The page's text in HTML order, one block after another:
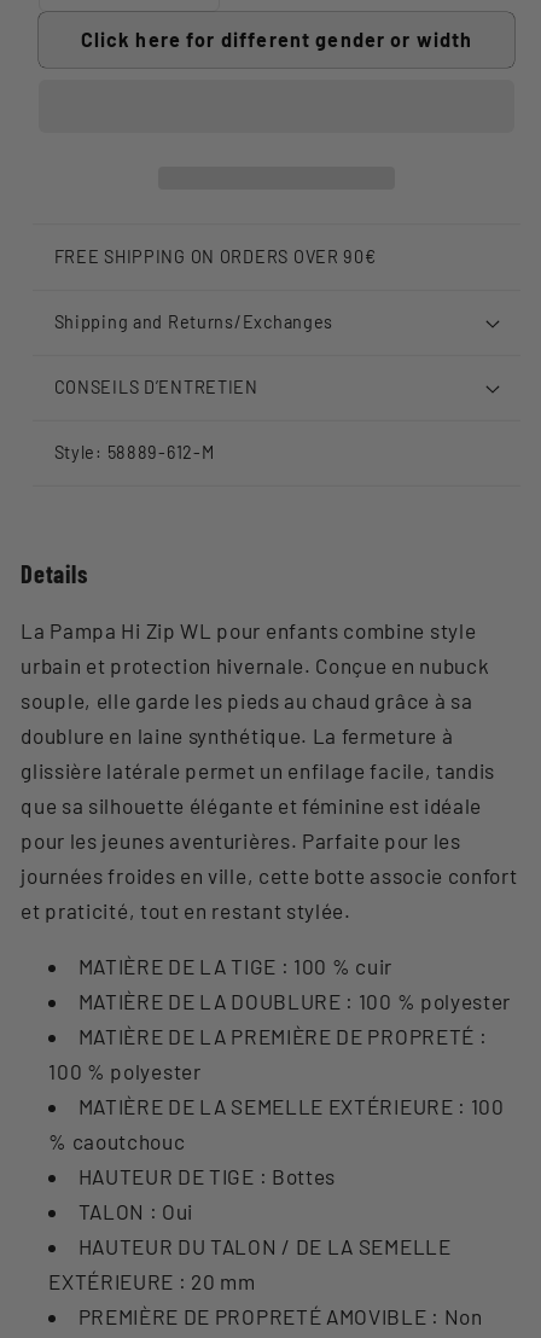
Click here for different gender or width
FREE SHIPPING ON ORDERS OVER 90€
Shipping and Returns/Exchanges
CONSEILS D’ENTRETIEN
Style: 58889-612-M
Details
La Pampa Hi Zip WL pour enfants combine style
urbain et protection hivernale. Conçue en nubuck
souple, elle garde les pieds au chaud grâce à sa
doublure en laine synthétique. La fermeture à
glissière latérale permet un enfilage facile, tandis
que sa silhouette élégante et féminine est idéale
pour les jeunes aventurières. Parfaite pour les
journées froides en ville, cette botte associe confort
et praticité, tout en restant stylée.
MATIÈRE DE LA TIGE : 100 % cuir
MATIÈRE DE LA DOUBLURE : 100 % polyester
MATIÈRE DE LA PREMIÈRE DE PROPRETÉ :
100 % polyester
MATIÈRE DE LA SEMELLE EXTÉRIEURE : 100
% caoutchouc
HAUTEUR DE TIGE : Bottes
TALON : Oui
HAUTEUR DU TALON / DE LA SEMELLE
EXTÉRIEURE : 20 mm
PREMIÈRE DE PROPRETÉ AMOVIBLE : Non